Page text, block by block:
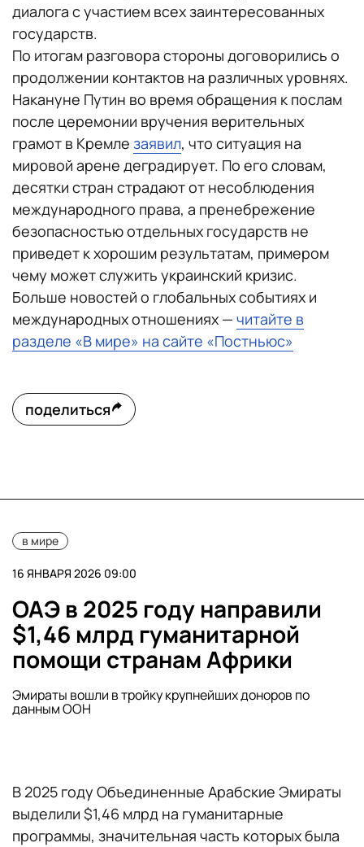
диалога с участием всех заинтересованных
государств.
По итогам разговора стороны договорились о
продолжении контактов на различных уровнях.
Накануне Путин во время обращения к послам
после церемонии вручения верительных
грамот в Кремле заявил, что ситуация на
мировой арене деградирует. По его словам,
десятки стран страдают от несоблюдения
международного права, а пренебрежение
безопасностью отдельных государств не
приведет к хорошим результатам, примером
чему может служить украинский кризис.
Больше новостей о глобальных событиях и
международных отношениях — читайте в
разделе «В мире» на сайте «Постньюс»
поделиться
в мире
16 ЯНВАРЯ 2026 09:00
ОАЭ в 2025 году направили
$1,46 млрд гуманитарной
помощи странам Африки
Эмираты вошли в тройку крупнейших доноров по
данным ООН
В 2025 году Объединенные Арабские Эмираты
выделили $1,46 млрд на гуманитарные
программы, значительная часть которых была